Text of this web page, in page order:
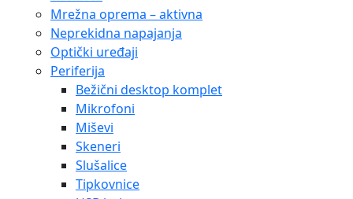
Mrežna oprema – aktivna
Neprekidna napajanja
Optički uređaji
Periferija
Bežični desktop komplet
Mikrofoni
Miševi
Skeneri
Slušalice
Tipkovnice